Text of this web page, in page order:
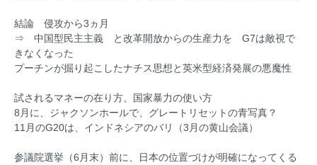
結論 侵攻から3ヵ月
⇒ 中国型民主主義 と改革開放からの生産力を G7は敵視で
きなくなった
プーチンが掘り起こしたナチス思想と英米型経済発展の悪魔性
試されるマネーの在り方、国家暴力の使い方
8月に、ジャクソンホールで、グレートリセットの青写真？
11月のG20は、インドネシアのバリ（3月の黄山会議）
参議院選挙（6月末）前に、日本の位置づけが明確になってくる